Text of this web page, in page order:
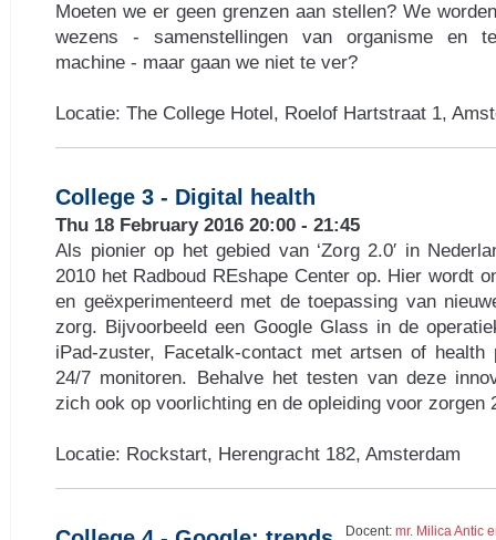
Moeten we er geen grenzen aan stellen? We
wezens - samenstellingen van organisme en
machine - maar gaan we niet te ver?
Locatie: The College Hotel, Roelof Hartstraat 1,
College 3 - Digital health
Thu 18 February 2016 20:00 - 21:45
Als pionier op het gebied van ‘Zorg 2.0′ in
2010 het Radboud REshape Center op. Hier wordt
en geëxperimenteerd met de toepassing van
zorg. Bijvoorbeeld een Google Glass in de
iPad-zuster, Facetalk-contact met artsen of health
24/7 monitoren. Behalve het testen van deze
zich ook op voorlichting en de opleiding voor zorgen
Locatie: Rockstart, Herengracht 182, Amsterdam
Docent: mr. Milica Antic